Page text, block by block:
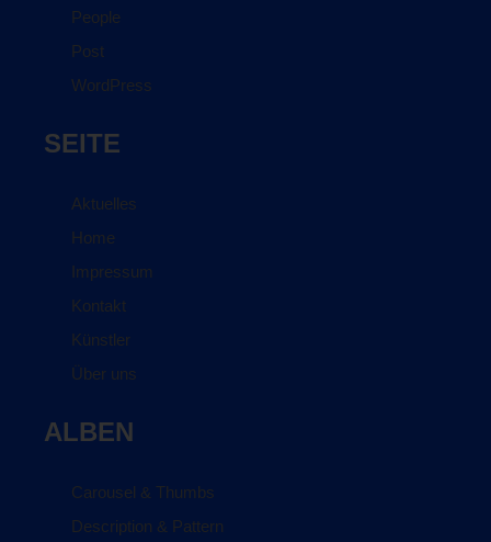
People
Post
WordPress
SEITE
Aktuelles
Home
Impressum
Kontakt
Künstler
Über uns
ALBEN
Carousel & Thumbs
Description & Pattern